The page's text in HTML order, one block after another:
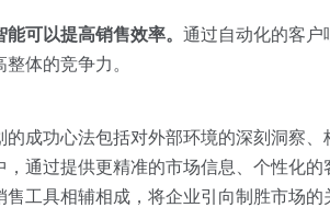
可以提高销售效率。 通过自动化的客户
体的竞争力。
的成功心法包括对外部环境的深刻洞察
，通过提供更精准的市场信息、个性化
工具相辅相成，将企业引向制胜市场的